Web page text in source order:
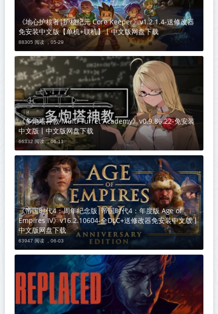
《地心护核者|护核纪元 Core Keeper》v1.2.1.4-送修改器
免安装中文版【单机+联机】丨中文版网盘下载
88305 阅读 ，05-29
《多炮塔神教 Multi Turret Academy》v0.9.86.22-免安装
中文版丨中文版网盘下载
66332 阅读 ，06-11
《帝国时代4：周年纪念版|帝国时代4：年度版 Age of
Empires IV》v16.2.10604-全DLC+送修改器免安装中文版丨
中文版网盘下载
63947 阅读 ， 06-03